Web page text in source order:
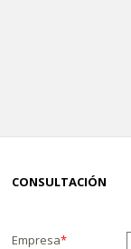
CONSULTACIÓN
Empresa*